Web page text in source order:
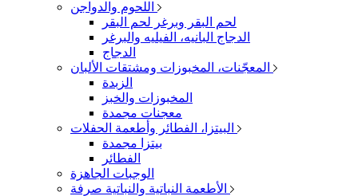
لحم البقر وبرغر لحم البقر
الدجاج البانيه، الفيليه والبرغر
الدجاج
الزبدة
المخبوزات والخبز
معجنات مجمدة
بيتزا مجمدة
الفطائر
الوجبات الجاهزة